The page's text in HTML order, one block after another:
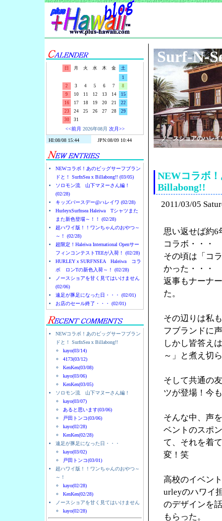
日 月 火 水 木 金
土
1
2
3 4 5 6 7
8
9
10 11 12 13 14
15
16
17 18 19 20 21
22
23
24 25 26 27 28
29
30
31
<<前月 2026年08月 次月>>
NEWコラボ！あのビッグサーフブラン
ドと！ SurfnSea x Billabong!! (03/05)
ソロモン流 山下マヌーさん編！
(02/28)
キッズバースデー@ハレイワ (02/28)
HurleyxSurfnsea Haleiwa Tシャツまた
また新色登場～！！ (02/28)
超ハワイ版！！ワンちゃんのおやつ～
～！ (02/28)
超限定！Haleiwa International Openサー
フィンコンテストTEEが入荷！ (02/28)
HURLEYｘSURFNSEA Haleiwa コラ
ボ ロンTの新色入荷～！ (02/28)
ノースショアを甘く見てはいけません
(02/06)
遠足が豚足になった日・・・ (02/01)
お店のセール終了・・・ (02/01)
NEWコラボ！あのビッグサーフブラン
ドと！ SurfnSea x Billabong!!
kayo(03/14)
4173(03/12)
KenKen(03/08)
kayo(03/06)
KenKen(03/05)
ソロモン流 山下マヌーさん編！
kayo(03/07)
あると思います(03/06)
戸田トンコ(03/06)
kayo(02/28)
KenKen(02/28)
遠足が豚足になった日・・・
kayo(03/02)
戸田トンコ(03/01)
超ハワイ版！！ワンちゃんのおやつ～
～！
kayo(02/28)
KenKen(02/28)
ノースショアを甘く見てはいけません
kayo(02/28)
Surf-N-
ノースショアのハレ
NEWコラボ
Billabong!!
2011/03/05
思い返せば約6
コラボ・・・
その頃は「コ
かった・・・
返事もナーナ
た。
その辺りは私
フブランドに
しかし皆答え
～」と煮え切
そして共通の
ツが登場！今
そんな中、声
ベントのスポ
て、それを着
変！笑
高校のイベン
urleyのハワイ
のデザインを
もらった。